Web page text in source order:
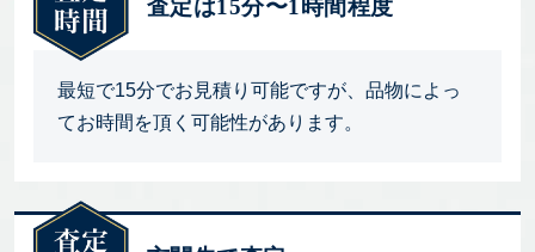
査定は15分〜1時間程度
最短で15分でお見積り可能ですが、品物によっ
てお時間を頂く可能性があります。